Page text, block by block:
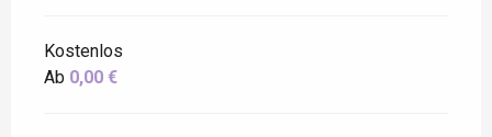
Kostenlos
Ab 0,00 €